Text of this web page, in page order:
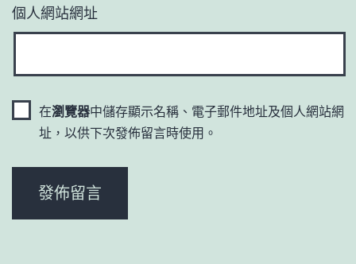
個人網站網址
在瀏覽器中儲存顯示名稱、電子郵件地址及個人網站網
址，以供下次發佈留言時使用。